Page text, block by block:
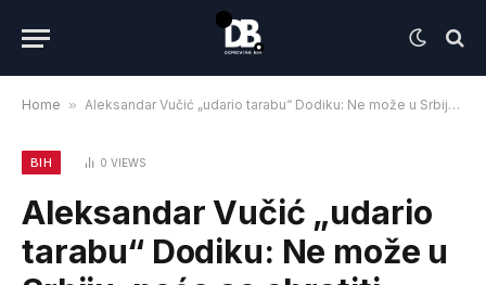
Home » Aleksandar Vučić „udario tarabu“ Dodiku: Ne može u Srbiju, neće se obratiti, Narodna skupština Srbije otkazana!
BIH 0 VIEWS
Aleksandar Vučić „udario
tarabu“ Dodiku: Ne može u